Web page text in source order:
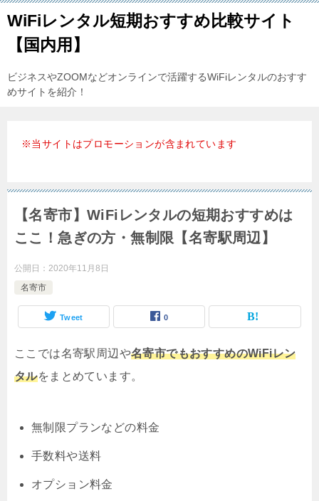
WiFiレンタル短期おすすめ比較サイト
【国内用】
ビジネスやZOOMなどオンラインで活躍するWiFiレンタルのおすす
めサイトを紹介！
※当サイトはプロモーションが含まれています
【名寄市】WiFiレンタルの短期おすすめは
ここ！急ぎの方・無制限【名寄駅周辺】
公開日： 2020年11月8日
名寄市
Tweet 0
ここでは名寄駅周辺や名寄市でもおすすめのWiFiレン
タルをまとめています。
無制限プランなどの料金
手数料や送料
オプション料金